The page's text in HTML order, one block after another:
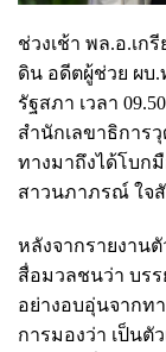
ช่วงเช้า พล.อ.เก
ดิน อดีตผู้ช่วย ผบ.
รัฐสภา เวลา
สำนักเลขาธิการ
ทางมาถึงได้โบก
สาวนภาภรณ์ ใจ
หลังจากรายงาน
สื่อมวลชนว่า บรร
อย่างอบอุ่นจากท
การมองว่า เป็นตั